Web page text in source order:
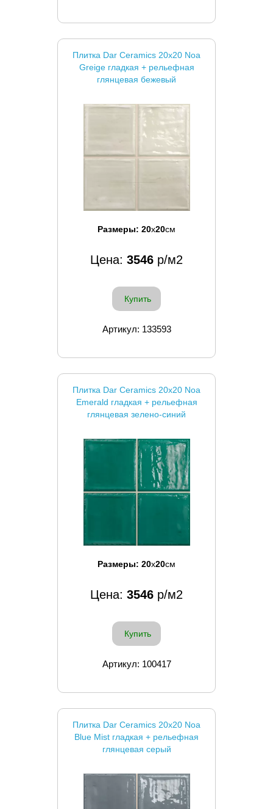
Плитка Dar Ceramics 20x20 Noa
Greige гладкая + рельефная
глянцевая бежевый
Размеры: 20x20см
Цена: 3546 р/м2
Купить
Артикул: 133593
Плитка Dar Ceramics 20x20 Noa
Emerald гладкая + рельефная
глянцевая зелено-синий
Размеры: 20x20см
Цена: 3546 р/м2
Купить
Артикул: 100417
Плитка Dar Ceramics 20x20 Noa
Blue Mist гладкая + рельефная
глянцевая серый